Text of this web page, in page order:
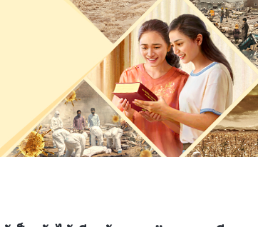
จักรได้หรือ? นั่นเป็นแค่ความเพ้อฝัน ความ
เพียงว่าพระเยซูจะเสด็จลงมาในระหว่างยุค
จ้า ผู้ซึ่งเพิ่งได้รับการไถ่บาป และไม่ได้รับการ
ามารถเป็นที่ถูกพระทัยของพระเจ้าได้หรือ?
ได้รับการช่วยให้รอดโดยพระเยซู และที่ว่าเจ้า
น์ว่าเจ้าไม่ได้มีบาป และไม่ได้ไม่บริสุทธิ์ เจ้า
? ภายใน เจ้าถูกรุมเร้าด้วยความไม่บริสุทธิ์
ได้รับการไถ่บาปเท่านั้น แต่เจ้ายังไม่ได้ถูก
รงพระราชกิจแห่งการเปลี่ยนแปลงและการ